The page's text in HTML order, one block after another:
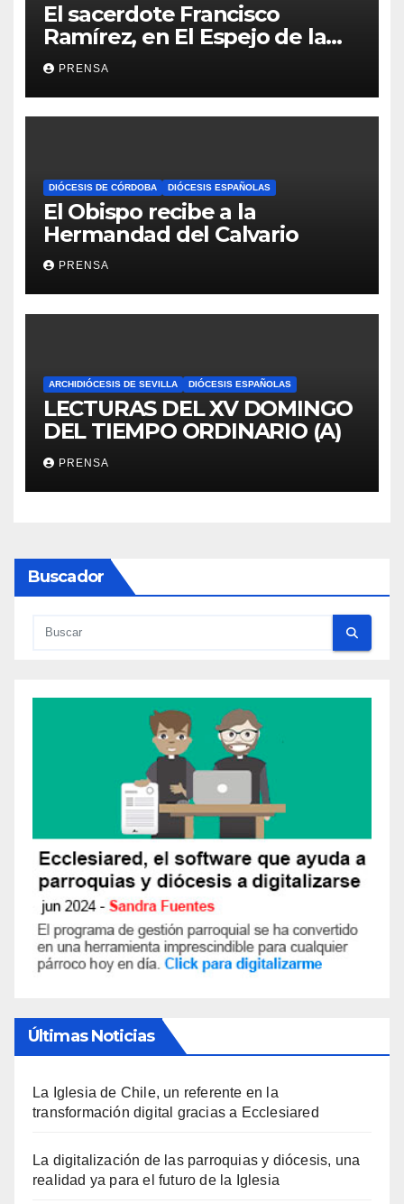
El sacerdote Francisco
Ramírez, en El Espejo de la
Iglesia
PRENSA
DIÓCESIS DE CÓRDOBA DIÓCESIS ESPAÑOLAS
El Obispo recibe a la
Hermandad del Calvario
PRENSA
ARCHIDIÓCESIS DE SEVILLA DIÓCESIS ESPAÑOLAS
LECTURAS DEL XV DOMINGO
DEL TIEMPO ORDINARIO (A)
PRENSA
Buscador
Últimas Noticias
La Iglesia de Chile, un referente en la
transformación digital gracias a Ecclesiared
La digitalización de las parroquias y diócesis, una
realidad ya para el futuro de la Iglesia